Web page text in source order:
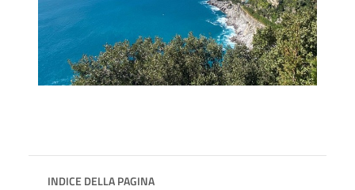
INDICE DELLA PAGINA